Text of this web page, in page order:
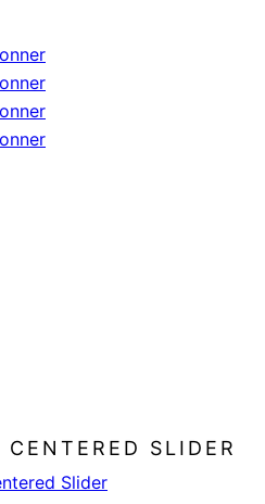
SLIDER
Slider